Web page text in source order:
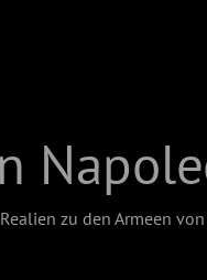
zu den Armeen